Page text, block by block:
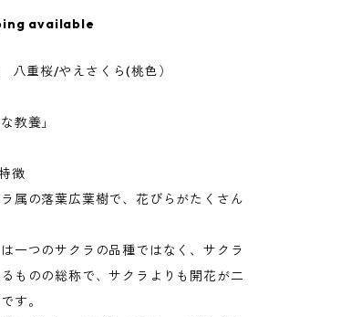
available
重桜/やえさくら(桃色）
教養」
徴
属の落葉広葉樹で、花びらがたくさん
一つのサクラの品種ではなく、サクラ
ものの総称で、サクラよりも開花が二
す。